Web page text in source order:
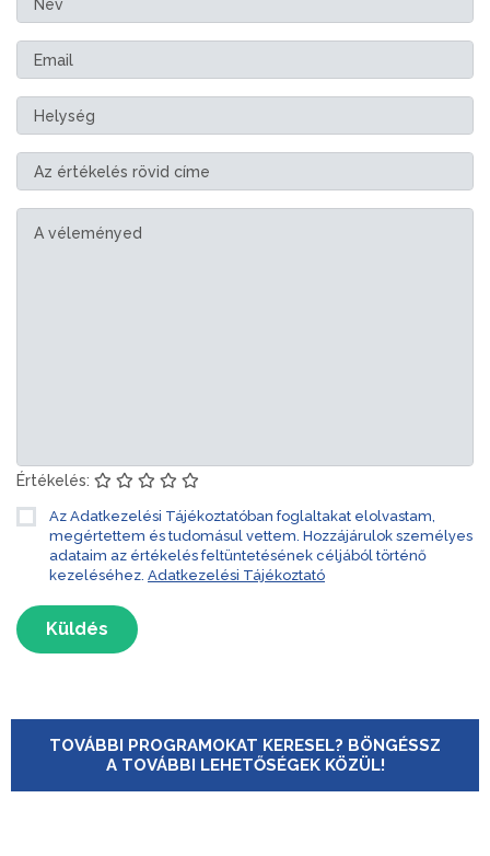
Értékelés:
Az Adatkezelési Tájékoztatóban foglaltakat elolvastam,
megértettem és tudomásul vettem. Hozzájárulok személyes
adataim az értékelés feltüntetésének céljából történő
kezeléséhez. Adatkezelési Tájékoztató
Küldés
TOVÁBBI PROGRAMOKAT KERESEL? BÖNGÉSSZ
A TOVÁBBI LEHETŐSÉGEK KÖZÜL!